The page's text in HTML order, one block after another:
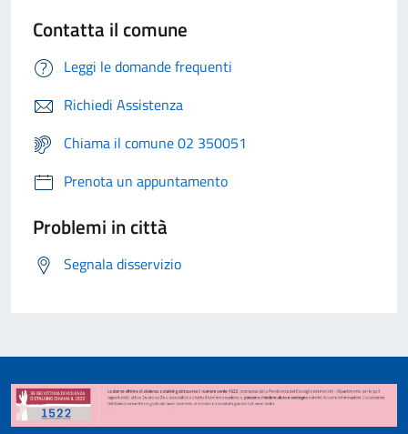
Contatta il comune
Leggi le domande frequenti
Richiedi Assistenza
Chiama il comune 02 350051
Prenota un appuntamento
Problemi in città
Segnala disservizio